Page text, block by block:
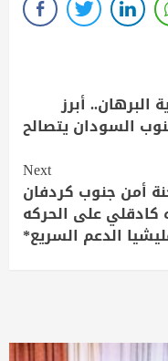
البرهان.. أبرز
السودان يتصالح
Next
أمن جنوب كردفان
الفرقة 14 مشاه كادقلي على الحركه
الدعم السريع*